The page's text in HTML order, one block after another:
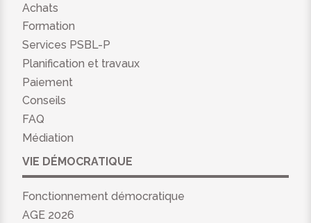
Achats
Formation
Services PSBL-P
Planification et travaux
Paiement
Conseils
FAQ
Médiation
VIE DÉMOCRATIQUE
Fonctionnement démocratique
AGE 2026